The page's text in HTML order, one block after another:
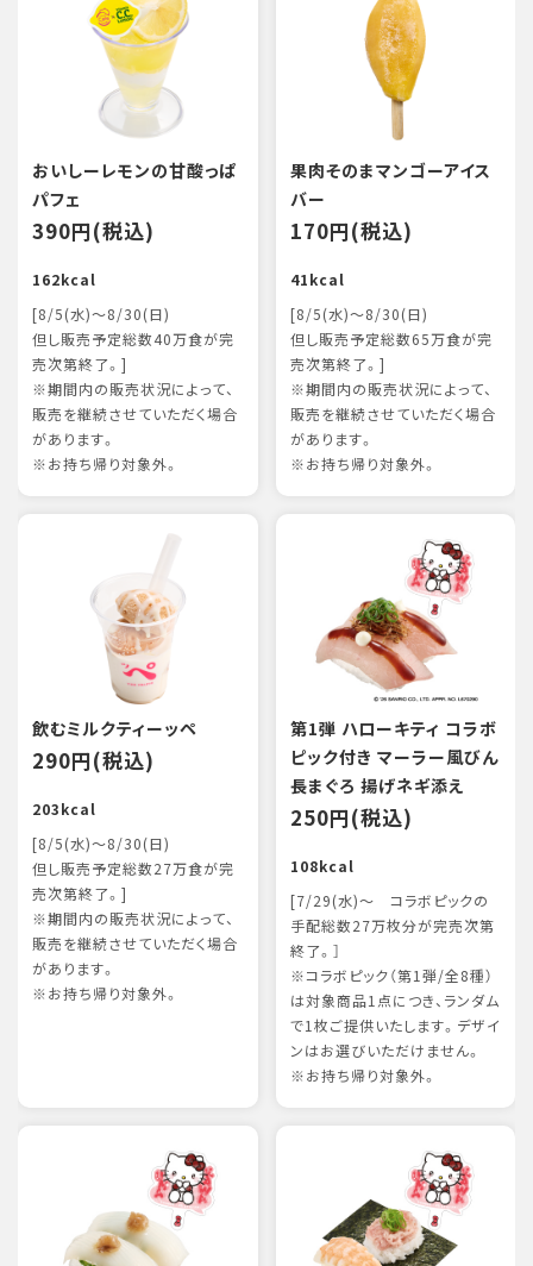
おいしーレモンの甘酸っぱ
パフェ
390円(税込)
162kcal
[8/5(水)～8/30(日)
但し販売予定総数40万食が完
売次第終了。]
※期間内の販売状況によって、
販売を継続させていただく場合
があります。
※お持ち帰り対象外。
果肉そのまマンゴーアイス
バー
170円(税込)
41kcal
[8/5(水)～8/30(日)
但し販売予定総数65万食が完
売次第終了。]
※期間内の販売状況によって、
販売を継続させていただく場合
があります。
※お持ち帰り対象外。
飲むミルクティーッペ
290円(税込)
203kcal
[8/5(水)～8/30(日)
但し販売予定総数27万食が完
売次第終了。]
※期間内の販売状況によって、
販売を継続させていただく場合
があります。
※お持ち帰り対象外。
第1弾 ハローキティ コラボ
ピック付き マーラー風びん
長まぐろ 揚げネギ添え
250円(税込)
108kcal
[7/29(水)～ コラボピックの
手配総数27万枚分が完売次第
終了。］
※コラボピック（第1弾/全8種）
は対象商品1点につき、ランダム
で1枚ご提供いたします。デザイ
ンはお選びいただけません。
※お持ち帰り対象外。